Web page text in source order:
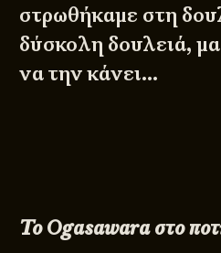
στρωθήκαμε στη
δύσκολη δουλειά,
να την κάνει…
ΤοOgasawara στο